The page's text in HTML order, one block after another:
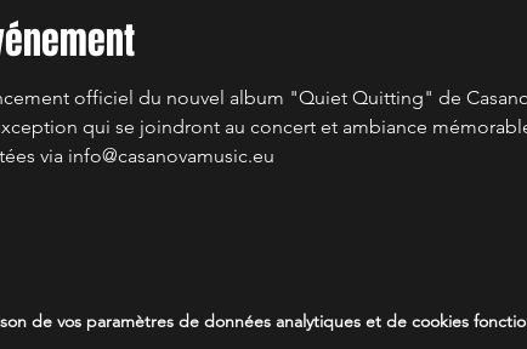
officiel du nouvel album "Quiet Quitting" de
qui se joindront au concert et ambiance
via info@casanovamusic.eu
de vos paramètres de données analytiques et de cookies